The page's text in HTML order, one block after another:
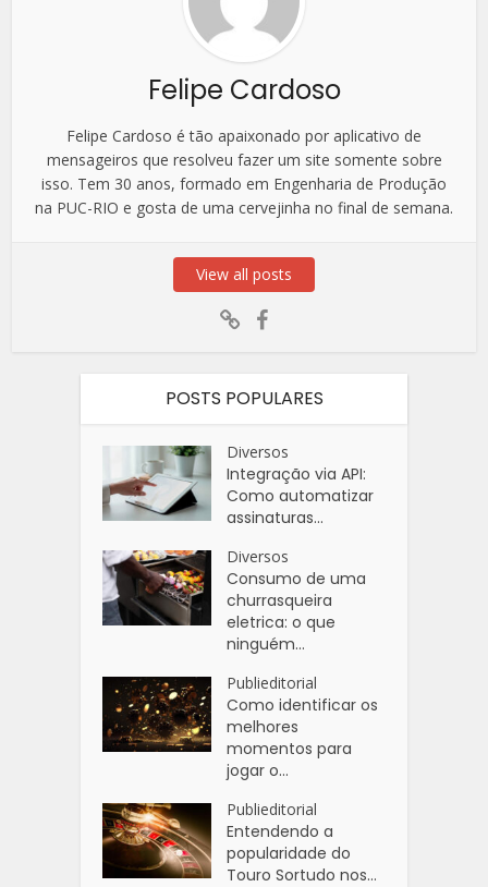
Felipe Cardoso
Felipe Cardoso é tão apaixonado por aplicativo de
mensageiros que resolveu fazer um site somente sobre
isso. Tem 30 anos, formado em Engenharia de Produção
na PUC-RIO e gosta de uma cervejinha no final de semana.
View all posts
POSTS POPULARES
Diversos
Integração via API:
Como automatizar
assinaturas...
Diversos
Consumo de uma
churrasqueira
eletrica: o que
ninguém...
Publieditorial
Como identificar os
melhores
momentos para
jogar o...
Publieditorial
Entendendo a
popularidade do
Touro Sortudo nos...